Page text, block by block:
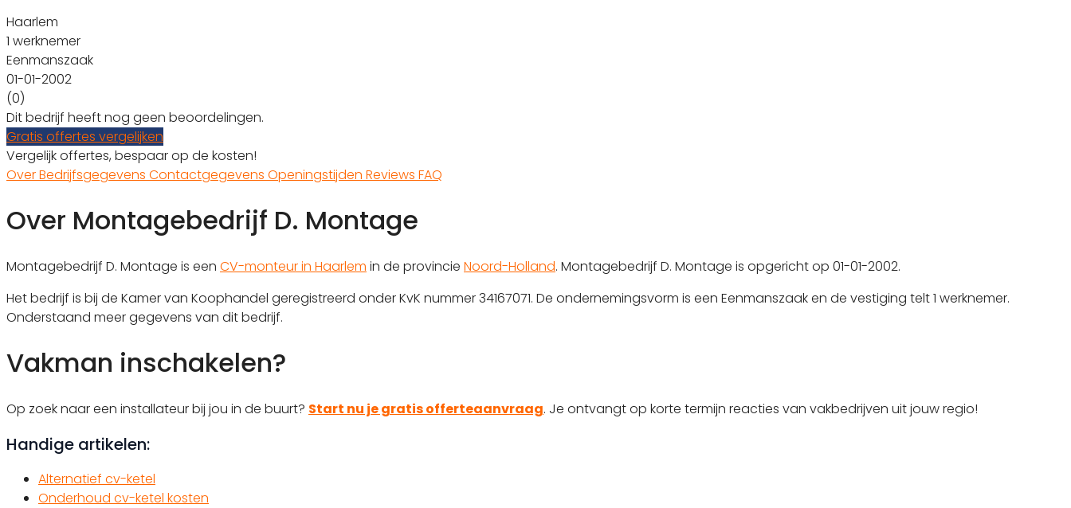
Haarlem
1 werknemer
Eenmanszaak
01-01-2002
(0)
Dit bedrijf heeft nog geen beoordelingen.
Gratis offertes vergelijken
Vergelijk offertes, bespaar op de kosten!
OverBedrijfsgegevens Contactgegevens Openingstijden Reviews FAQ
Over Montagebedrijf D. Montage
Montagebedrijf D. Montage is een CV-monteur in Haarlem in de provincie Noord-Holland. Montagebedrijf D. Montage is opgericht op 01-01-2002.
Het bedrijf is bij de Kamer van Koophandel geregistreerd onder KvK nummer 34167071. De ondernemingsvorm is een Eenmanszaak en de vestiging telt 1 werknemer.
Onderstaand meer gegevens van dit bedrijf.
Vakman inschakelen?
Op zoek naar een installateur bij jou in de buurt? Start nu je gratis offerteaanvraag. Je ontvangt op korte termijn reacties van vakbedrijven uit jouw regio!
Handige artikelen:
Alternatief cv-ketel
Onderhoud cv-ketel kosten